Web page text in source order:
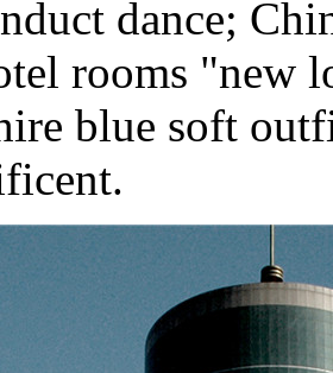
dance;
rooms "new
blue soft